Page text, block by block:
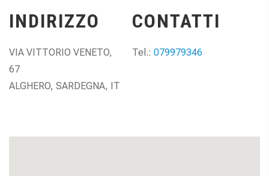
INDIRIZZO
VIA VITTORIO VENETO,
67
ALGHERO, SARDEGNA, IT
CONTATTI
Tel.: 079979346